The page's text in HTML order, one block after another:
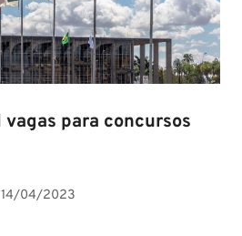
para concursos
14/04/2023